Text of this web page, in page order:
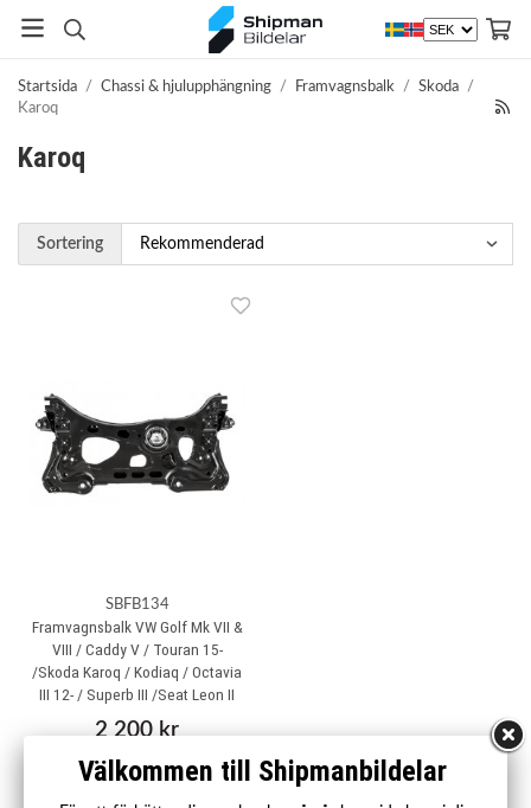
Startsida / Chassi & hjulupphängning / Framvagnsbalk / Skoda /
Karoq
Karoq
Sortering
SBFB134
Framvagnsbalk VW Golf Mk VII &
VIII / Caddy V / Touran 15-
/Skoda Karoq / Kodiaq / Octavia
III 12- / Superb III /Seat Leon II
2 200 kr
Köp
Välkommen till Shipmanbildelar